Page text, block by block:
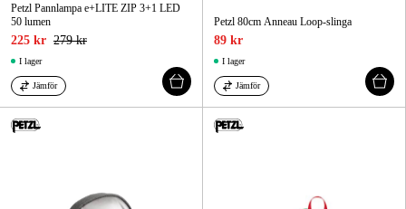
Petzl Pannlampa e+LITE ZIP 3+1 LED
50 lumen
225 kr 279 kr
I lager
Jämför
Petzl 80cm Anneau Loop-slinga
89 kr
I lager
Jämför